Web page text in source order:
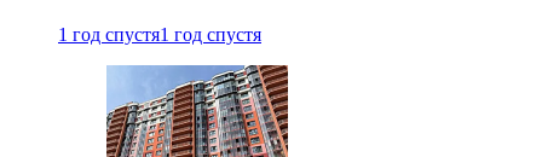
1 год спустя1 год спустя